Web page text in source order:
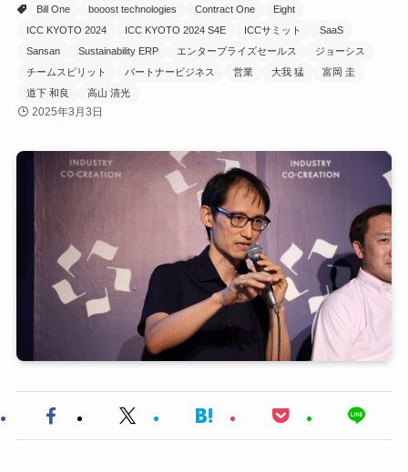
Bill One
booost technologies Contract One
Eight
ICC KYOTO 2024
ICC KYOTO 2024 S4E ICCサミット
SaaS
Sansan
Sustainability ERP エンタープライズセールス
ジョーシス
チームスピリット
パートナービジネス 営業 大我 猛
富岡 圭
道下 和良
高山 清光
2025年3月3日